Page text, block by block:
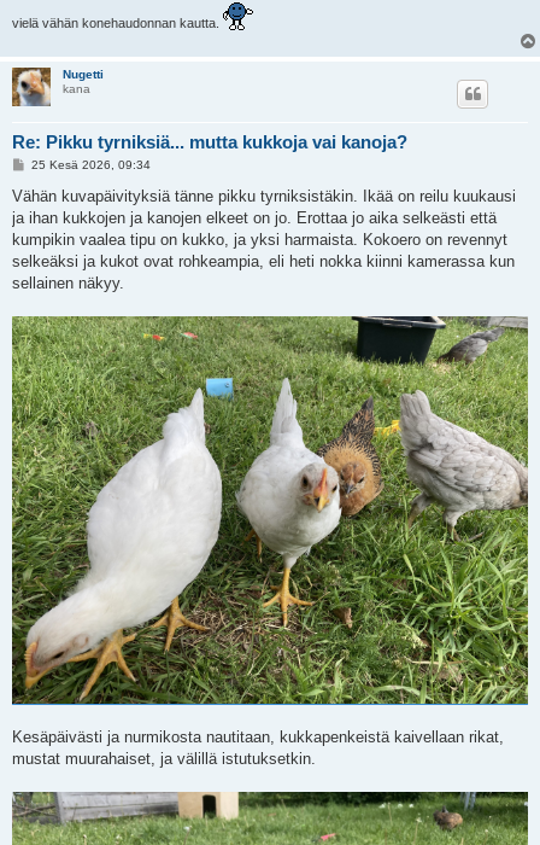
vielä vähän konehaudonnan kautta.
Nugetti
kana
Re: Pikku tyrniksiä... mutta kukkoja vai kanoja?
V
e
t
i
25 Kesä 2026, 09:34
Vähän kuvapäivityksiä tänne pikku tyrniksistäkin. Ikää on reilu kuukausi
ja ihan kukkojen ja kanojen elkeet on jo. Erottaa jo aika selkeästi että
kumpikin vaalea tipu on kukko, ja yksi harmaista. Kokoero on revennyt
selkeäksi ja kukot ovat rohkeampia, eli heti nokka kiinni kamerassa kun
sellainen näkyy.
Kesäpäivästi ja nurmikosta nautitaan, kukkapenkeistä kaivellaan rikat,
mustat muurahaiset, ja välillä istutuksetkin.